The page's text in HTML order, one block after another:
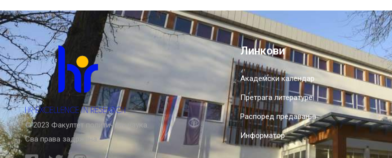
© 2023 Факултет политичких наука.
Сва права задржана.
Линкови
Академски календар
Претрага литературе
Распоред предавања
Информатор